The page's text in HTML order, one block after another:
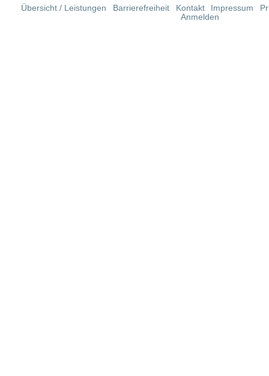
Übersicht / Leistungen Barrierefreiheit Kontakt Impressum
Anmelden